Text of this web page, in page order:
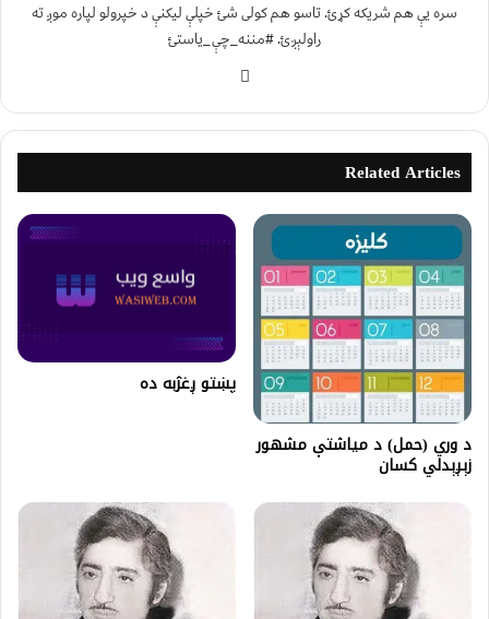
سره یې هم شریکه کړئ. تاسو هم کولی شئ خپلې لیکنې د خپرولو لپاره موږ ته
راولېږئ. #مننه_چې_یاستئ
Related Articles
د وري (حمل) د مياشتې مشهور
زېږېدلي کسان
پښتو ږغژبه ده